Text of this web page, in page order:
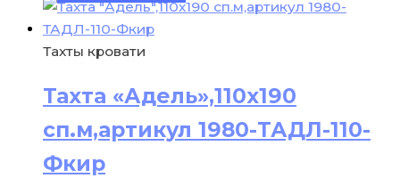
Тахты кровати
Тахта «Адель»,110х190
сп.м,артикул 1980-ТАДЛ-110-
Фкир